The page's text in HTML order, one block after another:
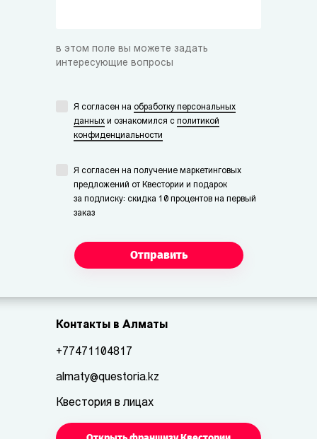
в этом поле вы можете задать
интересующие вопросы
Я согласен на обработку персональных
данных и ознакомился с политикой
конфиденциальности
Я согласен на получение маркетинговых
предложений от Квестории и подарок
за подписку: скидка 10 процентов на первый
заказ
Отправить
Контакты в Алматы
+77471104817
almaty@questoria.kz
Квестория в лицах